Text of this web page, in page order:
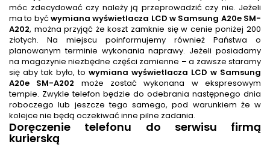
móc zdecydować czy należy ją przeprowadzić czy nie. Jeżeli
ma to być wymiana wyświetlacza LCD w Samsung A20e SM-
A202, można przyjąć że koszt zamknie się w cenie poniżej 200
złotych. Na miejscu poinformujemy również Państwa o
planowanym terminie wykonania naprawy. Jeżeli posiadamy
na magazynie niezbędne części zamienne – a zawsze staramy
się aby tak było, to wymiana wyświetlacza LCD w Samsung
A20e SM-A202 może zostać wykonana w ekspresowym
tempie. Zwykle telefon będzie do odebrania następnego dnia
roboczego lub jeszcze tego samego, pod warunkiem że w
kolejce nie będą oczekiwać inne pilne zadania.
Doręczenie telefonu do serwisu firmą
kurierską